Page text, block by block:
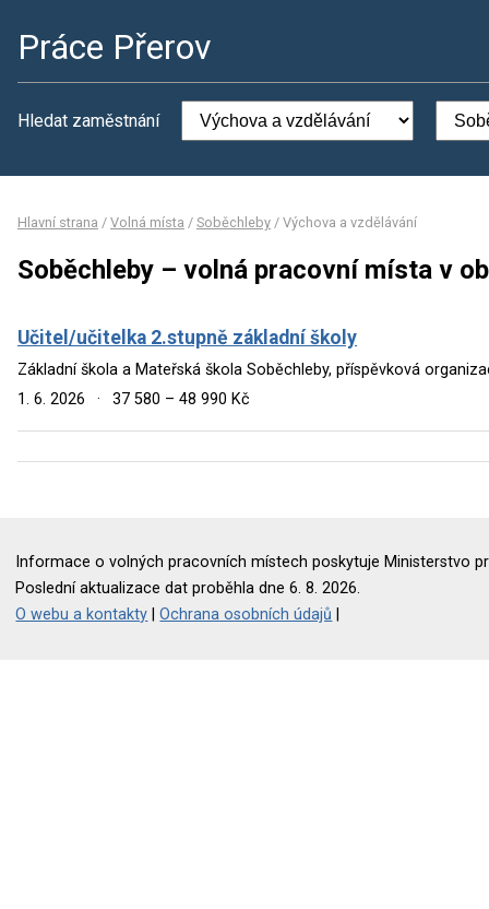
Práce Přerov
Hledat zaměstnání
Hlavní strana / Volná místa / Soběchleby / Výchova a vzdělávání
Soběchleby – volná pracovní místa v
Učitel/učitelka 2.stupně základní školy
Základní škola a Mateřská škola Soběchleby, příspěvková
1. 6. 2026
· 37 580 – 48 990 Kč
Informace o volných pracovních místech poskytuje Ministerstvo
Poslední aktualizace dat proběhla dne 6. 8. 2026.
O webu a kontakty |Ochrana osobních údajů